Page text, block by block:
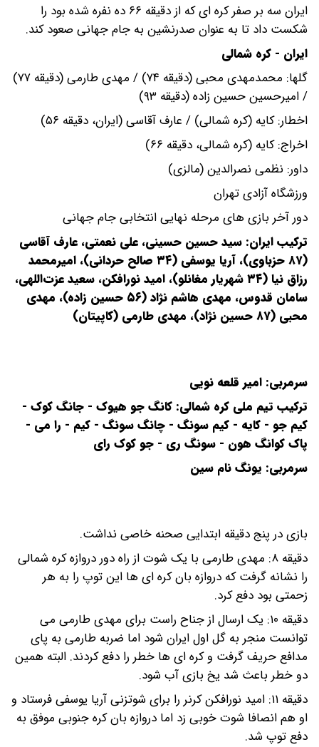
ایران سه بر صفر کره ای که از دقیقه ۶۶ ده نفره شده بود را
شکست داد تا به عنوان صدرنشین به جام جهانی صعود کند.
ایران - کره شمالی
گلها: محمدمهدی محبی (دقیقه ۷۴) / مهدی طارمی (دقیقه ۷۷)
/ امیرحسین حسین زاده (دقیقه ۹۳)
اخطار: کایه (کره شمالی) / عارف آقاسی (ایران، دقیقه ۵۶)
اخراج: کایه (کره شمالی، دقیقه ۶۶)
داور: نظمی نصرالدین (مالزی)
ورزشگاه آزادی تهران
دور آخر بازی های مرحله نهایی انتخابی جام جهانی
ترکیب ایران: سید حسین حسینی، علی نعمتی، عارف آقاسی
(۸۷ حزباوی)، آریا یوسفی (۳۴ صالح حردانی)، امیرمحمد
رزاق نیا (۳۴ شهریار مغانلو)، امید نورافکن، سعید عزت‌اللهی،
سامان قدوس، مهدی هاشم نژاد (۵۶ حسین زاده)، مهدی
محبی (۸۷ حسین نژاد)، مهدی طارمی (کاپیتان)
سرمربی: امیر قلعه نویی
ترکیب تیم ملی کره شمالی: کانگ جو هیوک - جانگ کوک -
کیم جو - کایه - کیم سونگ - چانگ سونگ - کیم - را می -
پاک کوانگ هون - سونگ ری - جو کوک رای
سرمربی: یونگ نام سین
بازی در پنج دقیقه ابتدایی صحنه خاصی نداشت.
دقیقه ۸: مهدی طارمی با یک شوت از راه دور دروازه کره شمالی
را نشانه گرفت که دروازه بان کره ای ها این توپ را به هر
زحمتی بود دفع کرد.
دقیقه ۱۰: یک ارسال از جناح راست برای مهدی طارمی می
توانست منجر به گل اول ایران شود اما ضربه طارمی به پای
مدافع حریف گرفت و کره ای ها خطر را دفع کردند. البته همین
دو خطر باعث شد یخ بازی آب شود.
دقیقه ۱۱: امید نورافکن کرنر را برای شوتزنی آریا یوسفی فرستاد و
او هم انصافا شوت خوبی زد اما دروازه بان کره جنوبی موفق به
دفع توپ شد.